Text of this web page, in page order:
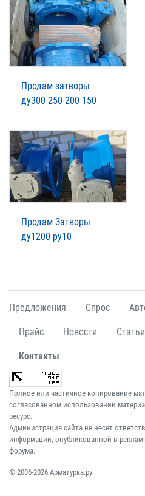
Продам затворы
ду300 250 200 150
Продам Затворы
ду1200 ру10
Предложения Спрос
Прайс Новости Статьи
Контакты
Полное или частичное копирование
согласованном использовании
ресурс.
Администрация сайта не несет
информации, опубликованной в
форума.
© 2006-2026 Арматурка.ру